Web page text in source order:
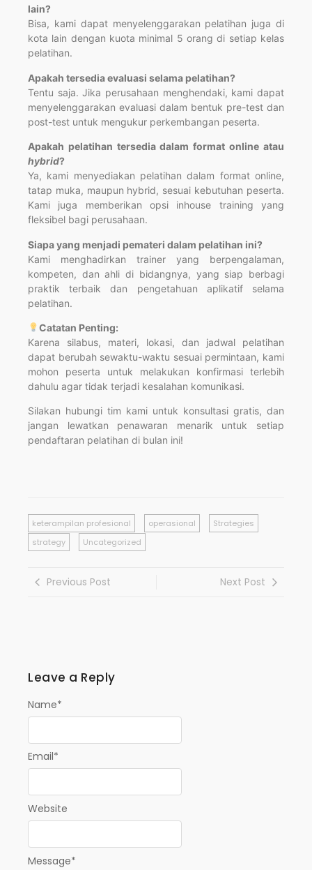
lain?
Bisa, kami dapat menyelenggarakan pelatihan juga di
kota lain dengan kuota minimal 5 orang di setiap kelas
pelatihan.
Apakah tersedia evaluasi selama pelatihan?
Tentu saja. Jika perusahaan menghendaki, kami dapat
menyelenggarakan evaluasi dalam bentuk pre-test dan
post-test untuk mengukur perkembangan peserta.
Apakah pelatihan tersedia dalam format online atau
hybrid?
Ya, kami menyediakan pelatihan dalam format online,
tatap muka, maupun hybrid, sesuai kebutuhan peserta.
Kami juga memberikan opsi inhouse training yang
fleksibel bagi perusahaan.
Siapa yang menjadi pemateri dalam pelatihan ini?
Kami menghadirkan trainer yang berpengalaman,
kompeten, dan ahli di bidangnya, yang siap berbagi
praktik terbaik dan pengetahuan aplikatif selama
pelatihan.
Catatan Penting:
Karena silabus, materi, lokasi, dan jadwal pelatihan
dapat berubah sewaktu-waktu sesuai permintaan, kami
mohon peserta untuk melakukan konfirmasi terlebih
dahulu agar tidak terjadi kesalahan komunikasi.
Silakan hubungi tim kami untuk konsultasi gratis, dan
jangan lewatkan penawaran menarik untuk setiap
pendaftaran pelatihan di bulan ini!
keterampilan profesional operasional
Strategies
strategy
Uncategorized
Previous Post Next Post
Leave a Reply
Message*
Name*
Email*
Website